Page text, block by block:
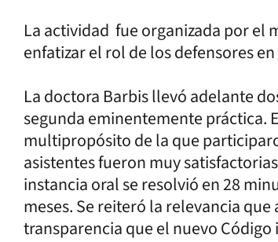
La actividad fue organizada por el
enfatizar el rol de los defensores
La doctora Barbis llevó adelante
segunda eminentemente práctica.
multipropósito de la que
asistentes fueron muy
instancia oral se resolvió en 28
meses. Se reiteró la relevancia
transparencia que el nuevo Código